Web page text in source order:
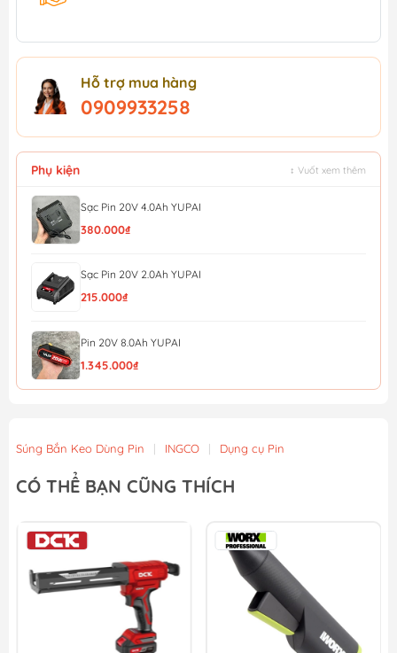
Hỗ trợ mua hàng
0909933258
Phụ kiện ↕ Vuốt xem thêm
Sạc Pin 20V 4.0Ah YUPAI
380.000₫
Sạc Pin 20V 2.0Ah YUPAI
215.000₫
Pin 20V 8.0Ah YUPAI
1.345.000₫
Pin 20V 4.0Ah YUPAI
850.000₫
490.000₫
Súng Bắn Keo Dùng Pin | INGCO | Dụng cụ Pin
CÓ THỂ BẠN CŨNG THÍCH